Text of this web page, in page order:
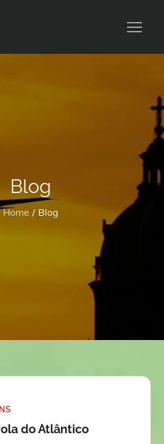
Blog
Home Blog
do Atlântico